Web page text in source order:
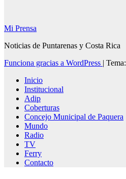
Mi Prensa
Noticias de Puntarenas y Costa Rica
Funciona gracias a WordPress | Tema:
Inicio
Institucional
Adip
Coberturas
Concejo Municipal de Paquera
Mundo
Radio
TV
Ferry
Contacto